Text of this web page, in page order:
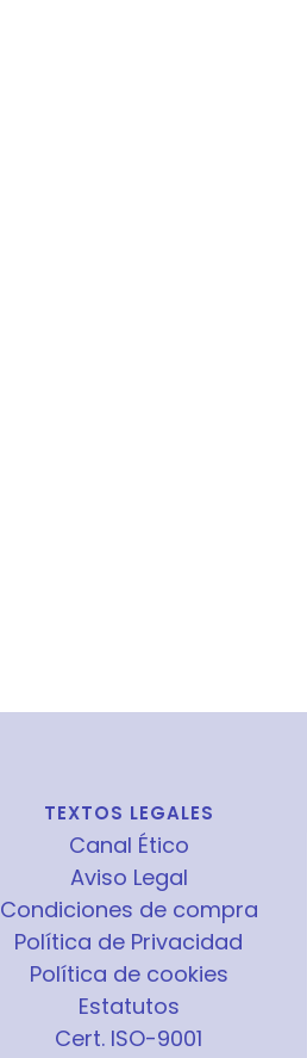
TEXTOS LEGALES
Canal Ético
Aviso Legal
Condiciones de compra
Política de Privacidad
Política de cookies
Estatutos
Cert. ISO-9001